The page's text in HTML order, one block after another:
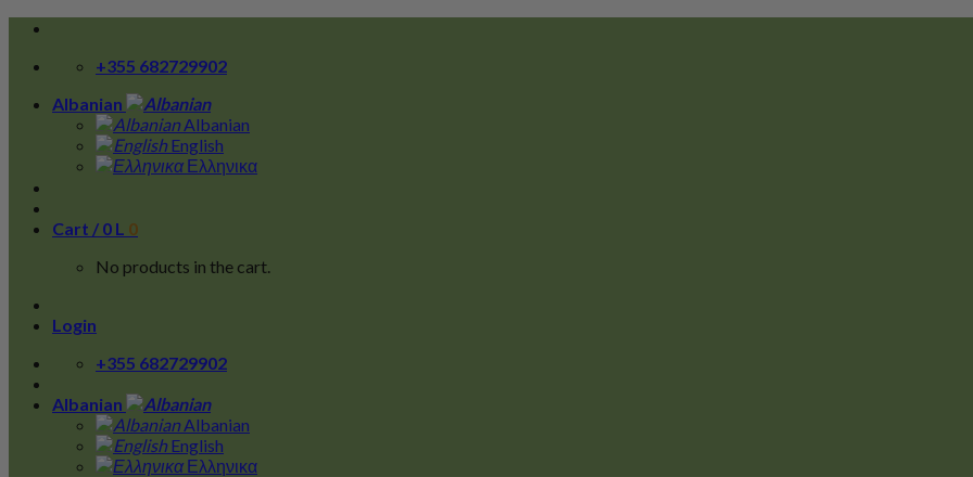
Skip
content
+355 682729902
Albanian
Albanian
English
Ελληνικα
Cart / 0 L 0
No products in the cart.
Login
+355 682729902
Albanian
Albanian
English
Ελληνικα